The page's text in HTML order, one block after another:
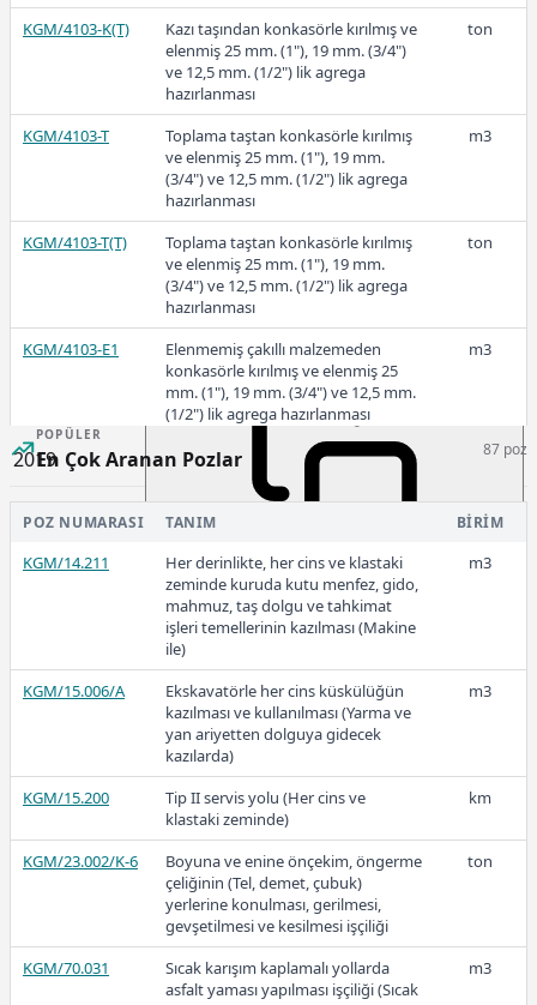
2021
2020
29,28
2019
25,19
2018
20,93
18,55
KGM/4103-K(T)
Kazı taşından konkasörle kırılmış ve
elenmiş 25 mm. (1"), 19 mm. (3/4")
ve 12,5 mm. (1/2") lik agrega
hazırlanması
ton
KGM/4103-T
Toplama taştan konkasörle kırılmış
ve elenmiş 25 mm. (1"), 19 mm.
(3/4") ve 12,5 mm. (1/2") lik agrega
hazırlanması
m3
KGM/4103-T(T)
Toplama taştan konkasörle kırılmış
ve elenmiş 25 mm. (1"), 19 mm.
(3/4") ve 12,5 mm. (1/2") lik agrega
hazırlanması
ton
KGM/4103-E1
Elenmemiş çakıllı malzemeden
konkasörle kırılmış ve elenmiş 25
mm. (1"), 19 mm. (3/4") ve 12,5 mm.
(1/2") lik agrega hazırlanması
m3
KGM/4103-E1(T)
Elenmemiş çakıllı malzemeden
konkasörle kırılmış ve elenmiş 25
mm. (1"), 19 mm. (3/4") ve 12,5 mm.
(1/2") lik agrega hazırlanması
ton
KGM/4103-E2
Elenmiş çakıldan konkasörle kırılmış
ve elenmiş 25 mm. (1"), 19 mm.
(3/4") ve 12,5 mm. (1/2") lik agrega
hazırlanması
m3
KGM/4103-E2(T)
Elenmiş çakıldan konkasörle kırılmış
ve elenmiş 25 mm. (1"), 19 mm.
(3/4") ve 12,5 mm. (1/2") lik agrega
hazırlanması
ton
KGM/4104
Ocak taşından konkasörle kırılmış
ve elenmiş 19 mm. (3/4") ve 12,5
mm. (1/2") lik agrega hazırlanması
m3
KGM/4104(T)
Ocak taşından konkasörle kırılmış
ve elenmiş 19 mm. (3/4") ve 12,5
mm. (1/2") lik agrega hazırlanması
ton
POPÜLER
En Çok Aranan Pozlar 87 poz
POZ NUMARASI TANIM BIRIM
KGM/14.211
Her derinlikte, her cins ve klastaki
zeminde kuruda kutu menfez, gido,
mahmuz, taş dolgu ve tahkimat
işleri temellerinin kazılması (Makine
ile)
m3
KGM/15.006/A
Ekskavatörle her cins küskülüğün
kazılması ve kullanılması (Yarma ve
yan ariyetten dolguya gidecek
kazılarda)
m3
KGM/15.200
Tip II servis yolu (Her cins ve
klastaki zeminde)
km
KGM/23.002/K-6
Boyuna ve enine önçekim, öngerme
çeliğinin (Tel, demet, çubuk)
yerlerine konulması, gerilmesi,
gevşetilmesi ve kesilmesi işçiliği
ton
KGM/70.031
Sıcak karışım kaplamalı yollarda
asfalt yaması yapılması işçiliği (Sıcak
m3